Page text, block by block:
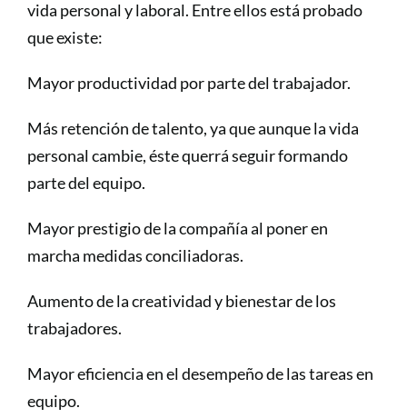
vida personal y laboral. Entre ellos está probado
que existe:
Mayor productividad por parte del trabajador.
Más retención de talento, ya que aunque la vida
personal cambie, éste querrá seguir formando
parte del equipo.
Mayor prestigio de la compañía al poner en
marcha medidas conciliadoras.
Aumento de la creatividad y bienestar de los
trabajadores.
Mayor eficiencia en el desempeño de las tareas en
equipo.